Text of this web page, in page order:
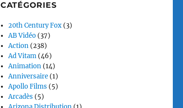
CATÉGORIES
20th Century Fox (3)
AB Vidéo (37)
Action (238)
Ad Vitam (46)
Animation (14)
Anniversaire (1)
Apollo Films (5)
Arcadès (5)